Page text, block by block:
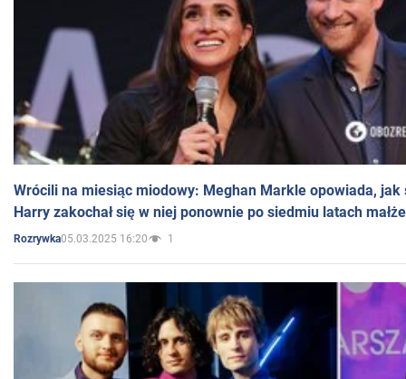
Wrócili na miesiąc miodowy: Meghan Markle opowiada, jak
Harry zakochał się w niej ponownie po siedmiu latach
Rozrywka05.03.2025 16:20 1